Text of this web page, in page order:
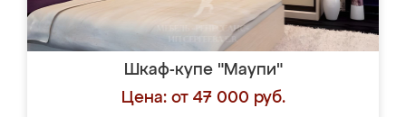
Шкаф-купе "Маупи"
Цена: от 47 000 руб.